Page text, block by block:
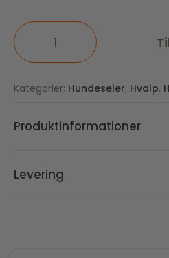
Kategorier: Hundeseler, Hvalp,
Produktinformationer
Levering